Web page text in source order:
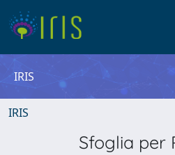
IRIS
IRIS
Sfoglia per